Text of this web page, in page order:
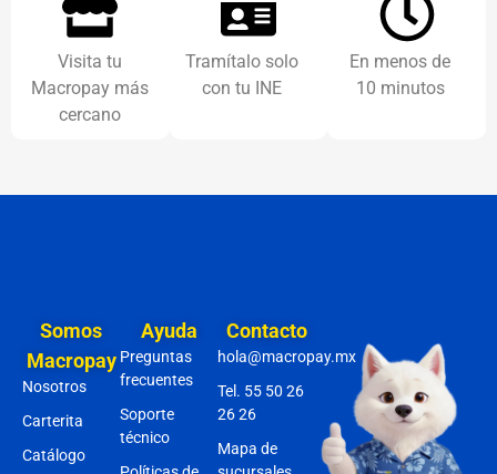
Visita tu
Macropay más
cercano
Tramítalo solo
con tu INE
En menos de
10 minutos
Somos
Macropay
Nosotros
Carterita
Catálogo
Ayuda
Preguntas
frecuentes
Soporte
técnico
Contacto
hola@macropay.mx
Tel. 55 50 26
26 26
Mapa de